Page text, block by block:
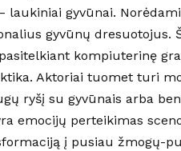
laukiniai gyvūnai.
gyvūnų dresuotojus.
kompiuterinę
Aktoriai tuomet turi
ryšį su gyvūnais arba
emocijų perteikimas
į pusiau žmogų-